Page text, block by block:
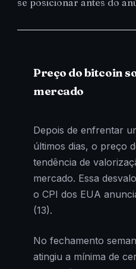
se posicionar antes do
Preço do bitcoin
mercado
Depois de enfrentar
últimos dias, o preço
tendência de
mercado. Essa
o CPI dos EUA
(13).
No fechamento
atingiu a mínima de